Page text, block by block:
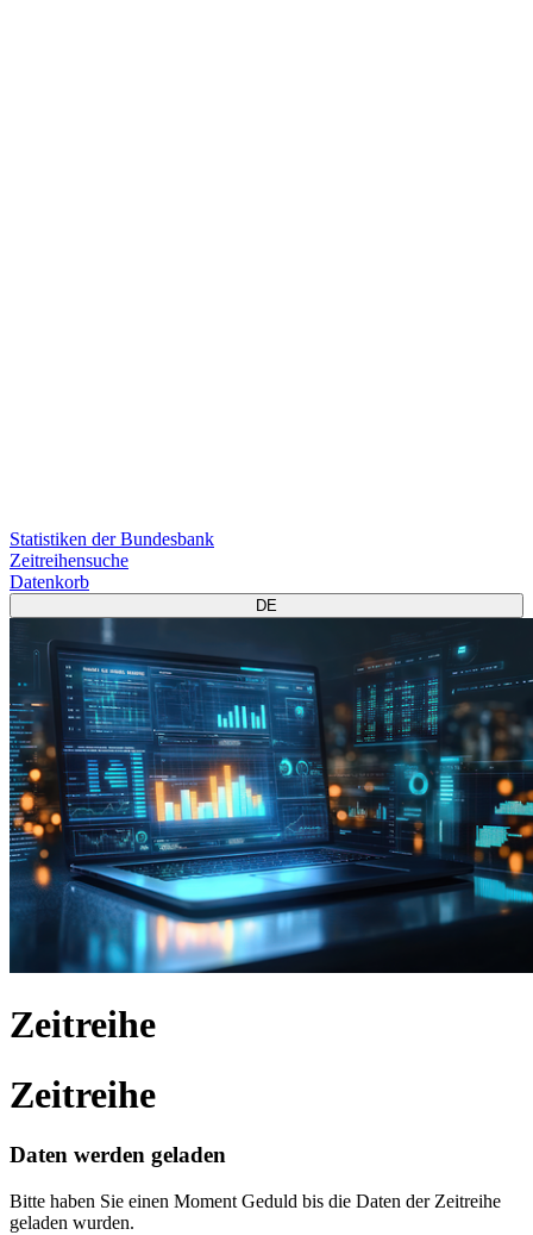
Statistiken der Bundesbank
Zeitreihensuche
Datenkorb
DE
Zeitreihe
Zeitreihe
Daten werden geladen
Bitte haben Sie einen Moment Geduld bis die Daten der Zeitreihe
geladen wurden.